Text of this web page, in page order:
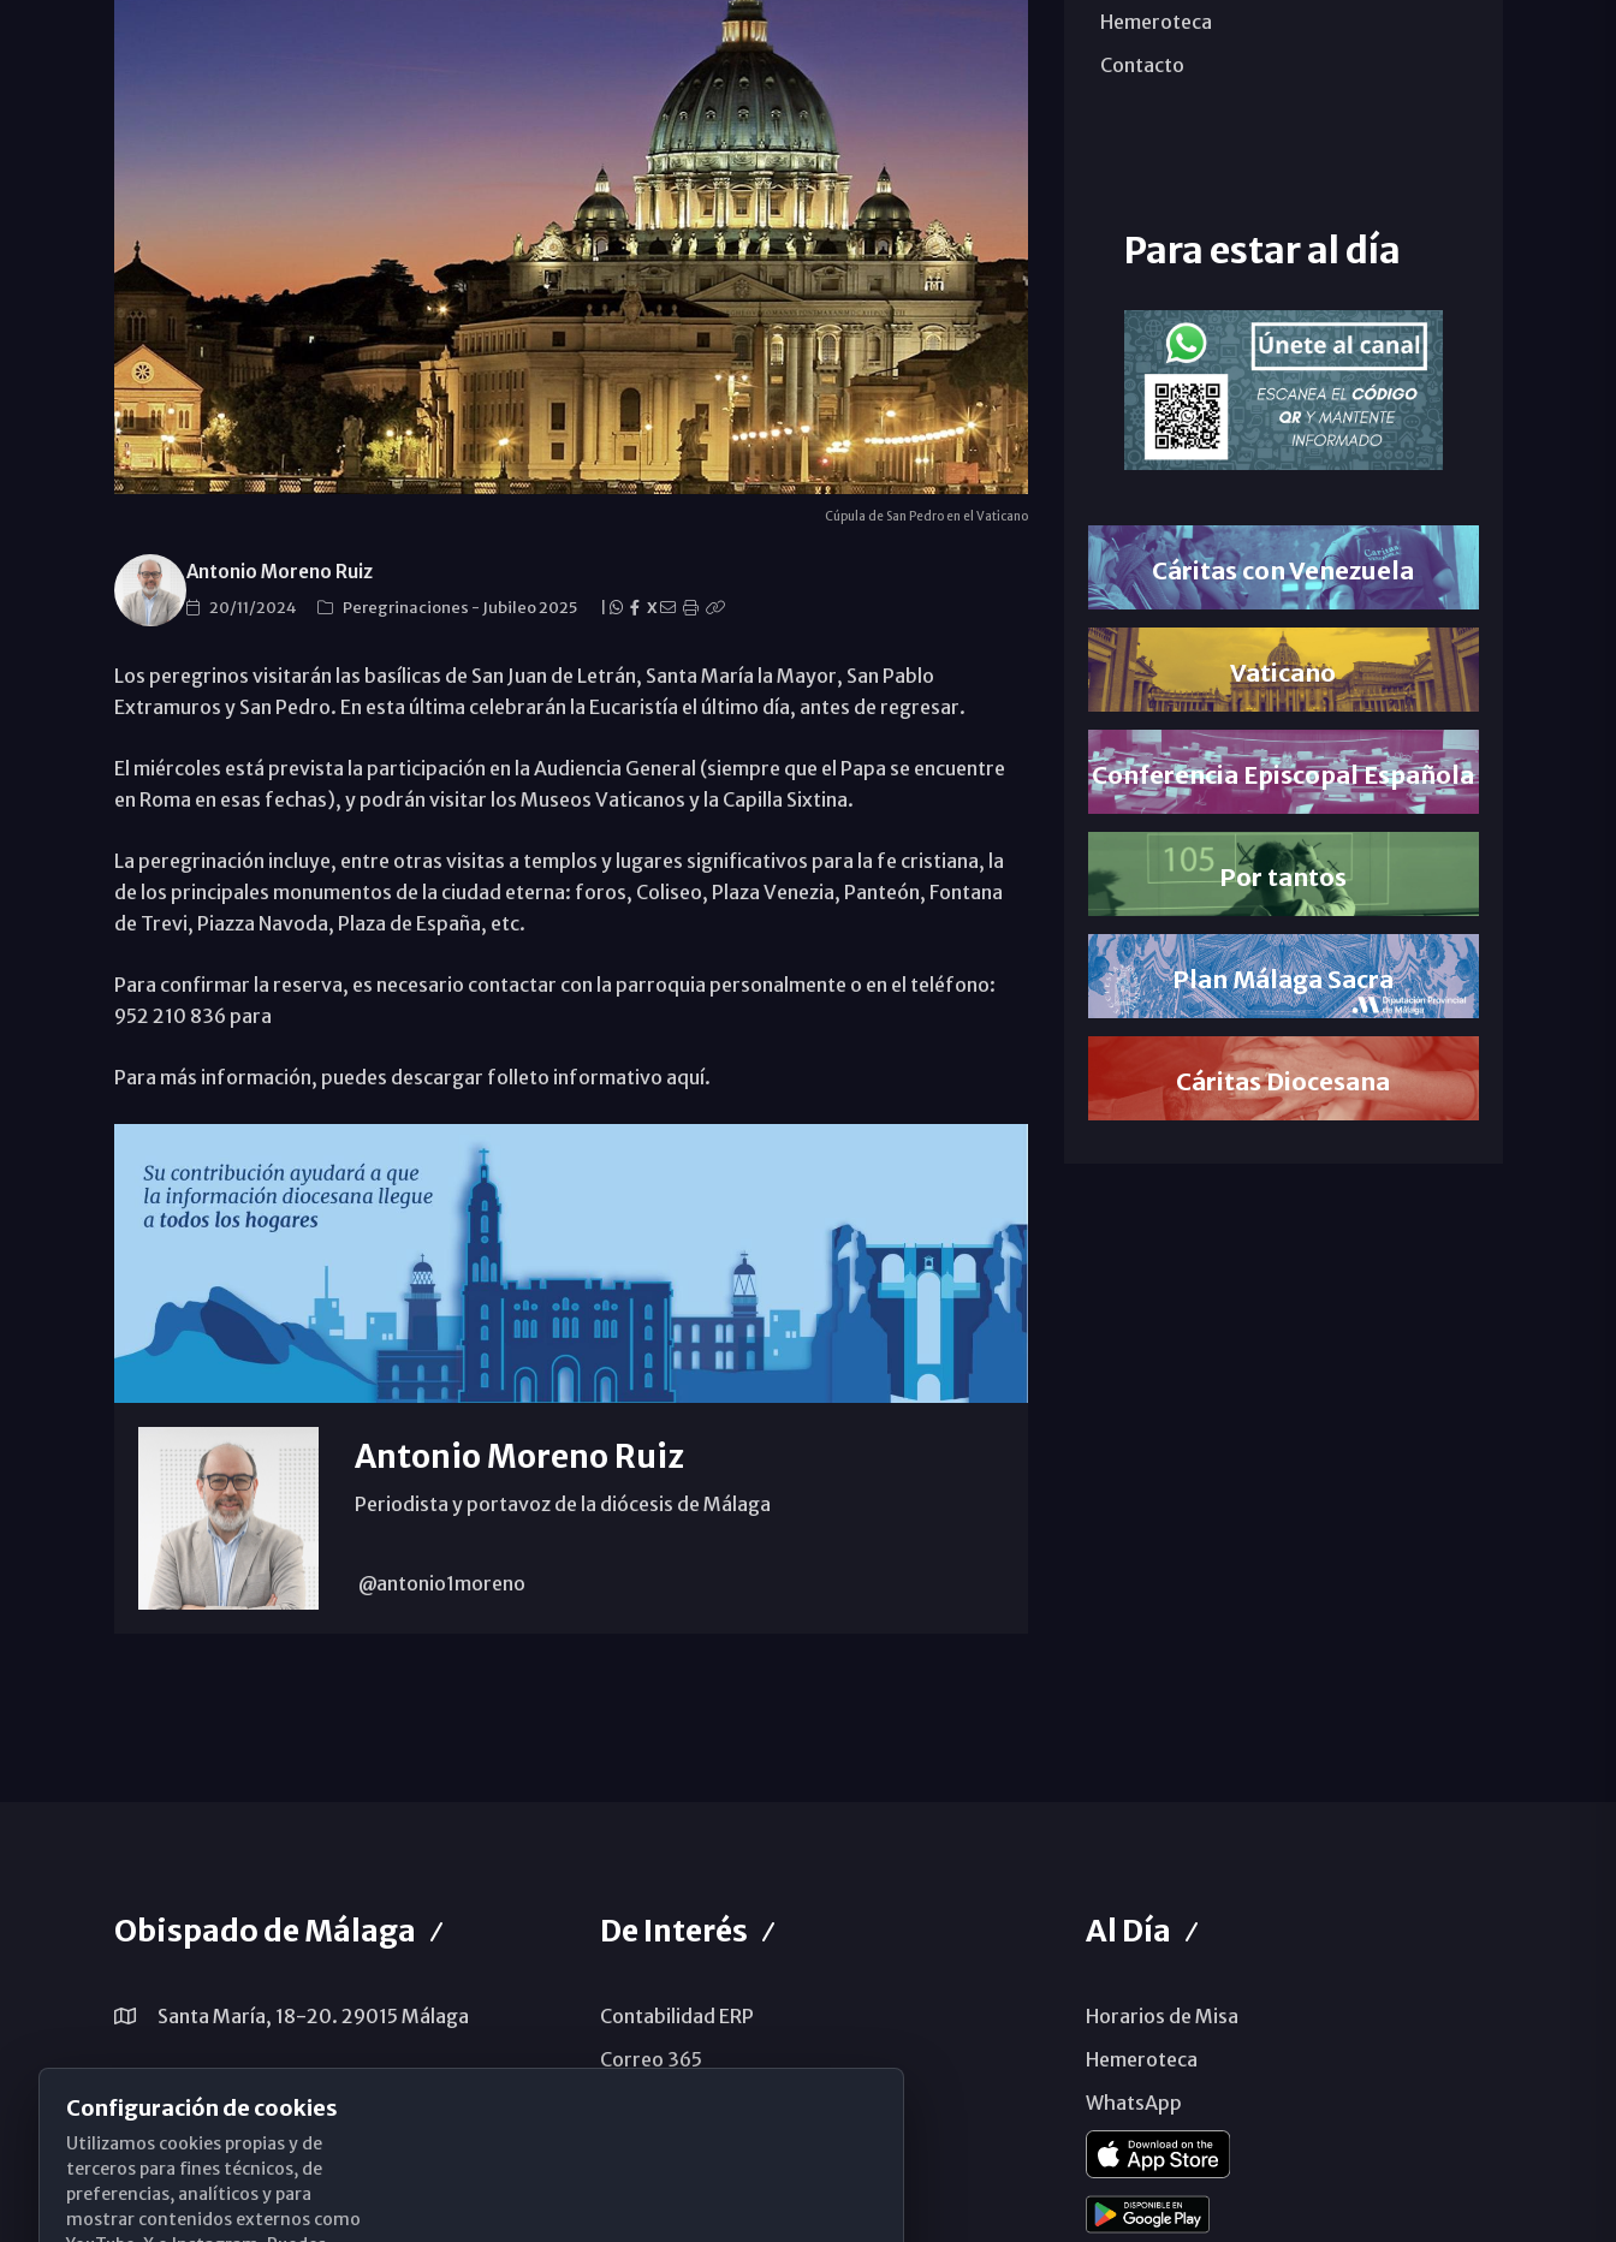
Cúpula de San Pedro en el Vaticano
Antonio Moreno Ruiz
20/11/2024 Peregrinaciones - Jubileo 2025 X
Los peregrinos visitarán las basílicas de San Juan de Letrán, Santa María la Mayor, San Pablo
Extramuros y San Pedro. En esta última celebrarán la Eucaristía el último día, antes de regresar.
El miércoles está prevista la participación en la Audiencia General (siempre que el Papa se encuentre
en Roma en esas fechas), y podrán visitar los Museos Vaticanos y la Capilla Sixtina.
La peregrinación incluye, entre otras visitas a templos y lugares significativos para la fe cristiana, la
de los principales monumentos de la ciudad eterna: foros, Coliseo, Plaza Venezia, Panteón, Fontana
de Trevi, Piazza Navoda, Plaza de España, etc.
Para confirmar la reserva, es necesario contactar con la parroquia personalmente o en el teléfono:
952 210 836 para
Para más información, puedes descargar folleto informativo aquí.
Antonio Moreno Ruiz
Periodista y portavoz de la diócesis de Málaga
@antonio1moreno
Hemeroteca
Contacto
Para estar al día
Cáritas con Venezuela
Vaticano
Conferencia Episcopal Española
Por tantos
Plan Málaga Sacra
Cáritas Diocesana
Obispado de Málaga
Santa María, 18-20. 29015 Málaga
obispado@diocesismalaga.es
De Interés
Contabilidad ERP
Correo 365
Al Día
Horarios de Misa
Hemeroteca
WhatsApp
Configuración de cookies
Utilizamos cookies propias y de
terceros para fines técnicos, de
preferencias, analíticos y para
mostrar contenidos externos como